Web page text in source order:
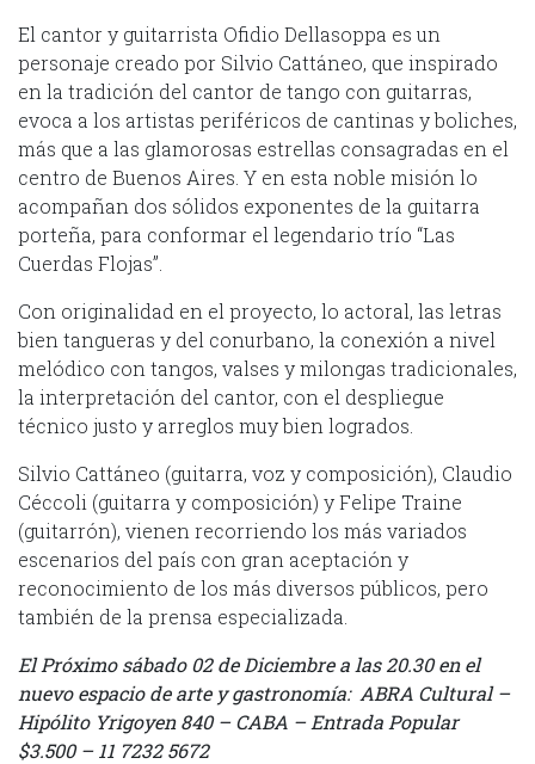
El cantor y guitarrista Ofidio Dellasoppa es un
personaje creado por Silvio Cattáneo, que inspirado
en la tradición del cantor de tango con guitarras,
evoca a los artistas periféricos de cantinas y boliches,
más que a las glamorosas estrellas consagradas en el
centro de Buenos Aires. Y en esta noble misión lo
acompañan dos sólidos exponentes de la guitarra
porteña, para conformar el legendario trío “Las
Cuerdas Flojas”.
Con originalidad en el proyecto, lo actoral, las letras
bien tangueras y del conurbano, la conexión a nivel
melódico con tangos, valses y milongas tradicionales,
la interpretación del cantor, con el despliegue
técnico justo y arreglos muy bien logrados.
Silvio Cattáneo (guitarra, voz y composición), Claudio
Céccoli (guitarra y composición) y Felipe Traine
(guitarrón), vienen recorriendo los más variados
escenarios del país con gran aceptación y
reconocimiento de los más diversos públicos, pero
también de la prensa especializada.
El Próximo sábado 02 de Diciembre a las 20.30 en el
nuevo espacio de arte y gastronomía: ABRA Cultural –
Hipólito Yrigoyen 840 – CABA – Entrada Popular
$3.500 – 11 7232 5672